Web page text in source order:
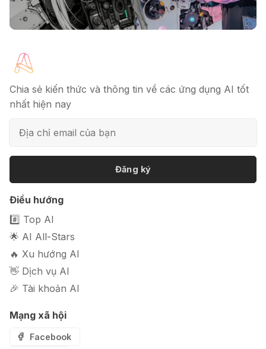
chuyên nghiệp trong 5 phút
📦 Mokker - Ứng dụng chỉnh sửa
Chia sẻ kiến thức và thông tin về các ứng dụng AI tốt
nhất hiện nay
Đăng ký
Điều hướng
#️⃣ Top AI
🌟 AI All-Stars
🔥 Xu hướng AI
👋 Dịch vụ AI
🎉 Tài khoản AI
Mạng xã hội
Facebook